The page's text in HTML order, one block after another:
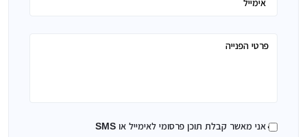
אני מאשר קבלת תוכן פרסומי לאימייל או SMS